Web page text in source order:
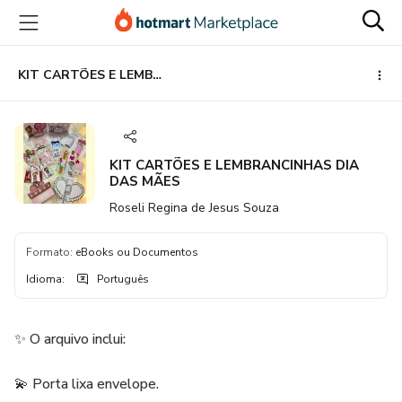
para
conteúdo
principal
para
pagamento
para
rodapé
KIT CARTÕES E LEMBRANCINHAS DIA DAS MÃES
KIT CARTÕES E LEMBRANCINHAS DIA
DAS MÃES
Roseli Regina de Jesus Souza
Formato: eBooks ou Documentos
Idioma: Português
✨ O arquivo inclui:
💫 Porta lixa envelope.